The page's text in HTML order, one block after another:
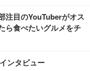
注目のYouTuberがオス
ら食べたいグルメをチ
ンタビュー